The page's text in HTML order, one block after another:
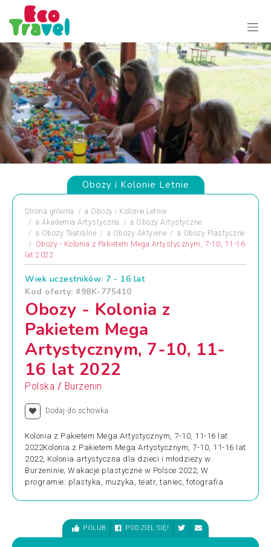
Obozy i Kolonie Letnie
Strona główna a Obozy i Kolonie Letnie
a Akademia Artystyczna a Obozy Artystyczne
a Obozy Teatralne a Obozy Aktywne a Obozy Plastyczne
Obozy - Kolonia z Pakietem Mega Artystycznym, 7-10, 11-16
lat 2022
Wiek uczestników: 7 - 16 lat
Kod oferty: #98K-775410
Obozy - Kolonia z
Pakietem Mega
Artystycznym, 7-10, 11-
16 lat 2022
Polska / Burzenin
Dodaj do schowka
Kolonia z Pakietem Mega Artystycznym, 7-10, 11-16 lat
2022Kolonia z Pakietem Mega Artystycznym, 7-10, 11-16 lat
2022, Kolonia artystyczna dla dzieci i młodzieży w
Burzeninie, Wakacje plastyczne w Polsce 2022, W
programie: plastyka, muzyka, teatr, taniec, fotografia
POLUB PODZIEL SIĘ!